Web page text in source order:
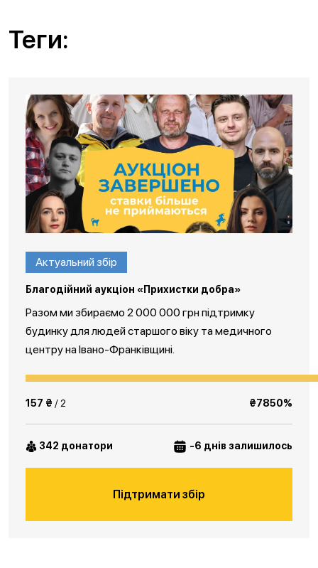
Теги:
Актуальний збір
Благодійний аукціон «Прихистки добра»
Разом ми збираємо 2 000 000 грн підтримку
будинку для людей старшого віку та медичного
центру на Івано-Франківщині.
157 ₴ / 2 ₴7850%
342 донатори -6 днів залишилось
Підтримати збір